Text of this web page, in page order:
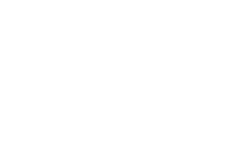
jedoch nicht weniger motiviert auf
Corner“, wo unser ersten
Mit so einem tollen Start in den Tag
anderen entschieden sich für einen
Krokodilfisch und vielen weiteren